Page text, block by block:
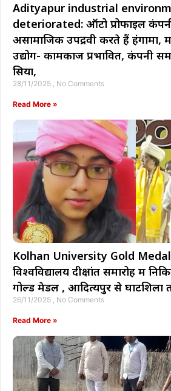
Adityapur industrial
deteriorated: ऑटो प्रोफाइल
असामाजिक उपद्रवी करते हैं हंगामा,
उद्योग- कामकाज प्रभावित, कंपनी
सिया,
28/11/2025 No Comments
Read More »
Kolhan University Gold
विश्वविद्यालय दीक्षांत समारोह में
गोल्ड मेडल , आदित्यपुर से
26/11/2025 No Comments
Read More »